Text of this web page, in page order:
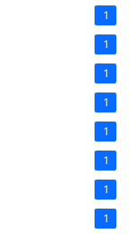
1
1
1
1
1
1
1
1